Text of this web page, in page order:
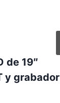
de 19″
y grabador